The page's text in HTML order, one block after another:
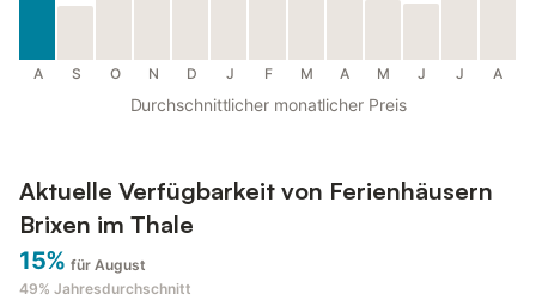
A S O N D J F M A M J J A
Durchschnittlicher monatlicher Preis
Aktuelle Verfügbarkeit von Ferienhäusern
Brixen im Thale
15% für August
49% Jahresdurchschnitt